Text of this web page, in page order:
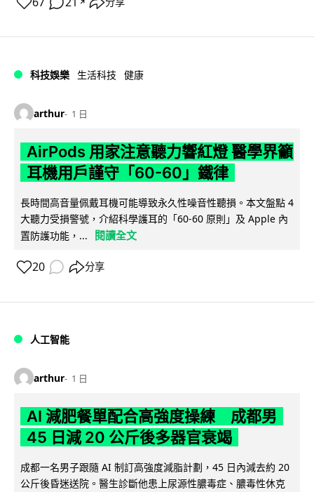
科技娛樂 生活科技 健康
arthur 1 日
AirPods 用家注意聽力響紅燈 醫學界籲
耳機用戶謹守「60-60」鐵律
長時間高音量佩戴耳機可能導致永久性噪音性聽損。本文盤點 4
大聽力受損警號，介紹科學護耳的「60-60 原則」及 Apple 內
置防護功能，...
閱讀全文
20 分享
人工智能
arthur 1 日
AI 減肥餐單配合高強度操練 成都男
45 日減 20 公斤後多器官衰竭
成都一名男子跟隨 AI 制訂高強度減脂計劃，45 日內減去約 20
公斤後昏迷送院。醫生診斷他患上尿源性膿毒症、膿毒性休克